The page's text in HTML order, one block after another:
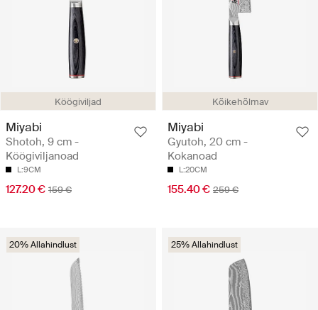
Köögiviljad
Miyabi
Shotoh, 9 cm -
Köögiviljanoad
L:9CM
127.20 € 159 €
Kõikehõlmav
Miyabi
Gyutoh, 20 cm -
Kokanoad
L:20CM
155.40 € 259 €
20% Allahindlust 25% Allahindlust